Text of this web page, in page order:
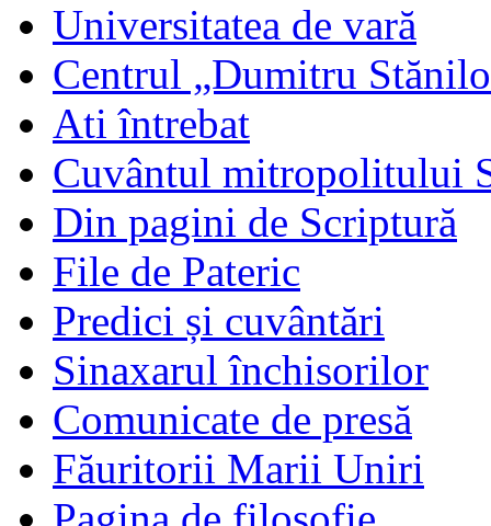
Universitatea de vară
Centrul „Dumitru
Ati întrebat
Cuvântul mitropolitului
Din pagini de Scriptură
File de Pateric
Predici și cuvântări
Sinaxarul închisorilor
Comunicate de presă
Făuritorii Marii Uniri